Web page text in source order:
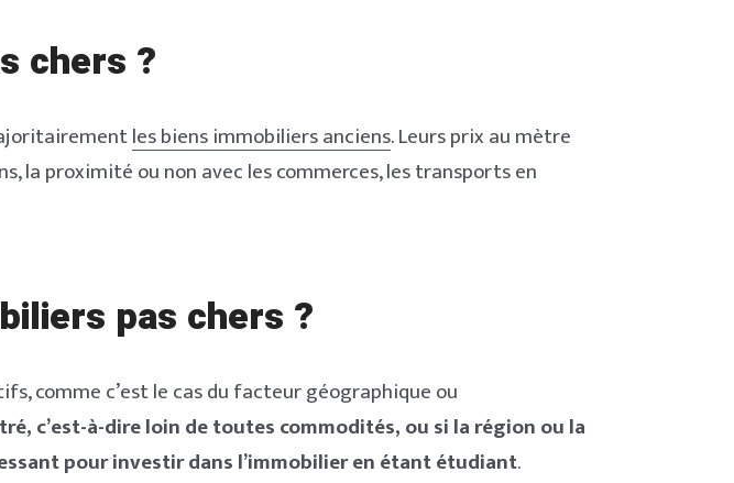
chers ?
les biens immobiliers anciens. Leurs prix au mètre
la proximité ou non avec les commerces, les transports en
pas chers ?
comme c’est le cas du facteur géographique ou
c’est-à-dire loin de toutes commodités, ou si la région ou la
pour investir dans l’immobilier en étant étudiant.
IN
Typer
is the first thing a new
PASSER
Time